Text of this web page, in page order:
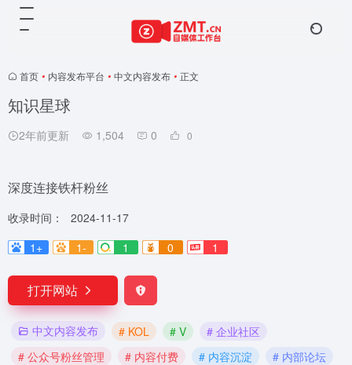
首页 • 内容发布平台 • 中文内容发布 • 正文
知识星球
2年前更新 1,504 0 0
深度连接铁杆粉丝
收录时间：
2024-11-17
1+
1- 1 0 1
打开网站
中文内容发布 # KOL # V
# 企业社区
# 公众号粉丝管理
# 内容付费 # 内容沉淀
# 内部论坛